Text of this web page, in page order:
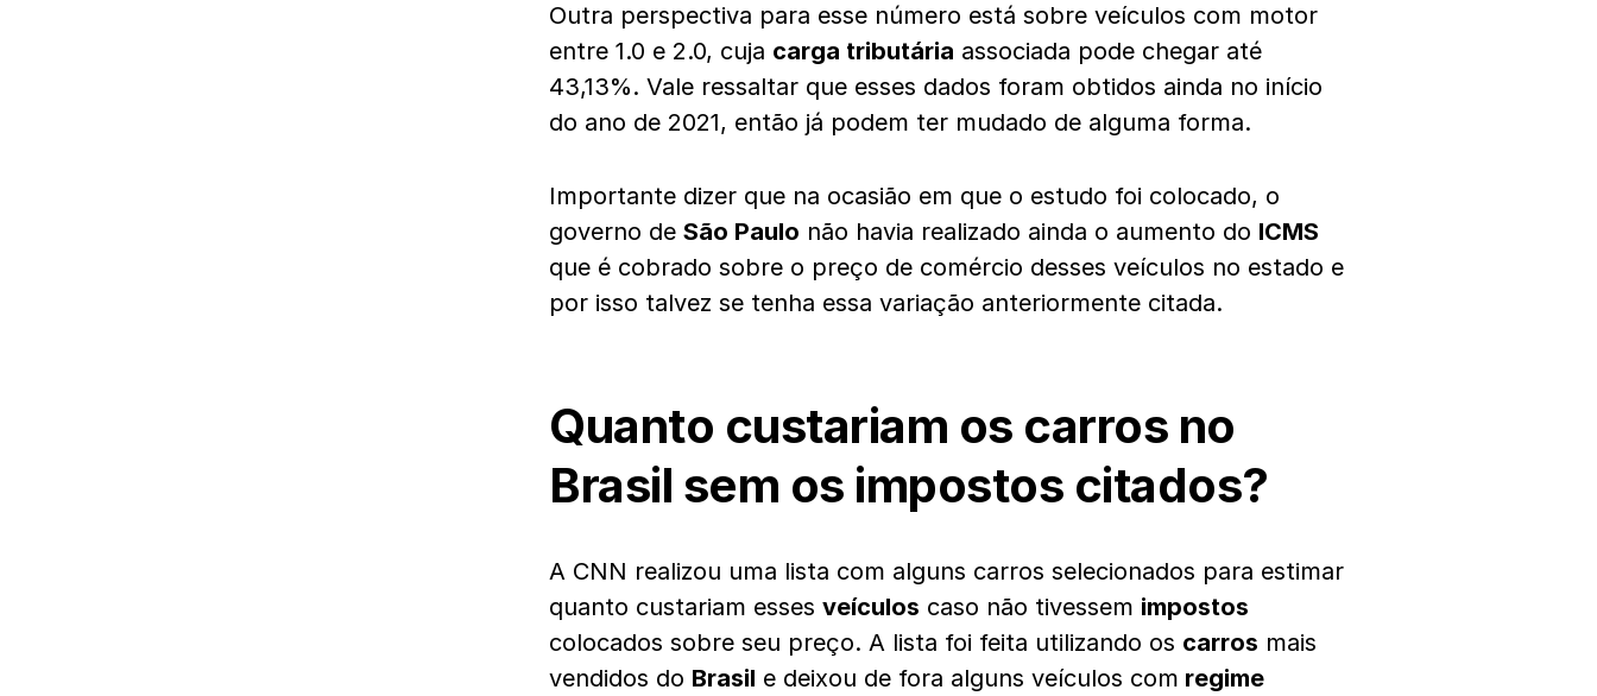
Outra perspectiva para esse número está sobre veículos com motor
entre 1.0 e 2.0, cuja carga tributária associada pode chegar até
43,13%. Vale ressaltar que esses dados foram obtidos ainda no início
do ano de 2021, então já podem ter mudado de alguma forma.
Importante dizer que na ocasião em que o estudo foi colocado, o
governo de São Paulo não havia realizado ainda o aumento do ICMS
que é cobrado sobre o preço de comércio desses veículos no estado e
por isso talvez se tenha essa variação anteriormente citada.
Quanto custariam os carros no
Brasil sem os impostos citados?
A CNN realizou uma lista com alguns carros selecionados para estimar
quanto custariam esses veículos caso não tivessem impostos
colocados sobre seu preço. A lista foi feita utilizando os carros mais
vendidos do Brasil e deixou de fora alguns veículos com regime